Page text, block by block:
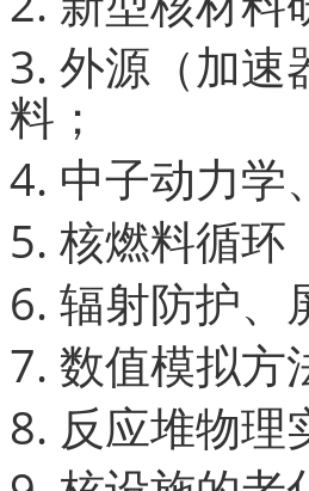
3. 外源（加速
料；
4. 中子动力学
5. 核燃料循环
6. 辐射防护、
7. 数值模拟方
8. 反应堆物理